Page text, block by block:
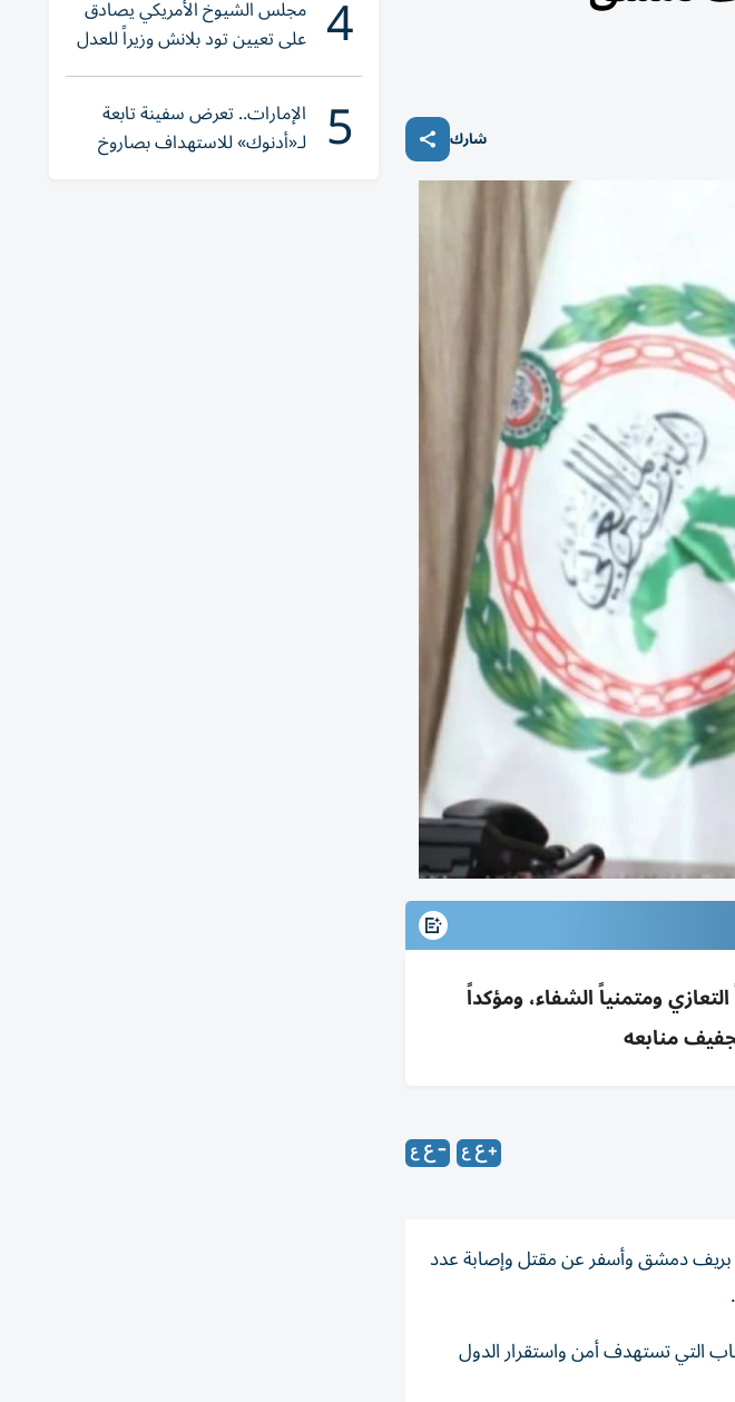
شارك
ومتمنياً الشفاء، ومؤكداً
منابعه
بريف دمشق وأسفر عن مقتل وإصابة عدد
التي تستهدف أمن واستقرار الدول
4 مجلس الشيوخ الأمريكي يصادق
على تعيين تود بلانش وزيراً للعدل
5 الإمارات.. تعرض سفينة تابعة
لـ«أدنوك» للاستهداف بصاروخ